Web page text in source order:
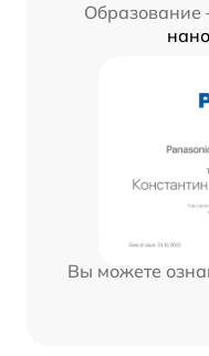
Образование
Вы можете